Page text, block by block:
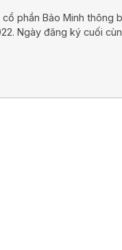
cổ phần Bảo Minh
Ngày đăng ký cuối